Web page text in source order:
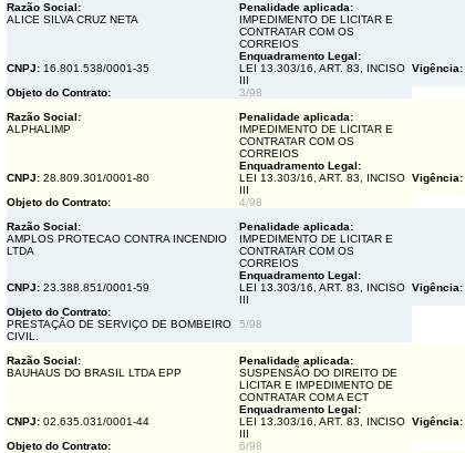
Razão Social:
ALICE SILVA CRUZ NETA
Penalidade aplicada:
IMPEDIMENTO DE LICITAR E
CONTRATAR COM OS
CORREIOS
CNPJ: 16.801.538/0001-35
Enquadramento Legal:
LEI 13.303/16, ART. 83, INCISO
III
Vigência:
Objeto do Contrato:
3/98
Razão Social:
ALPHALIMP
Penalidade aplicada:
IMPEDIMENTO DE LICITAR E
CONTRATAR COM OS
CORREIOS
CNPJ: 28.809.301/0001-80
Enquadramento Legal:
LEI 13.303/16, ART. 83, INCISO
III
Vigência:
Objeto do Contrato:
4/98
Razão Social:
AMPLOS PROTECAO CONTRA INCENDIO
LTDA
Penalidade aplicada:
IMPEDIMENTO DE LICITAR E
CONTRATAR COM OS
CORREIOS
CNPJ: 23.388.851/0001-59
Enquadramento Legal:
LEI 13.303/16, ART. 83, INCISO
III
Vigência:
Objeto do Contrato:
PRESTAÇÃO DE SERVIÇO DE BOMBEIRO
CIVIL.
5/98
Razão Social:
BAUHAUS DO BRASIL LTDA EPP
Penalidade aplicada:
SUSPENSÃO DO DIREITO DE
LICITAR E IMPEDIMENTO DE
CONTRATAR COM A ECT
CNPJ: 02.635.031/0001-44
Enquadramento Legal:
LEI 13.303/16, ART. 83, INCISO
III
Vigência:
Objeto do Contrato:
6/98